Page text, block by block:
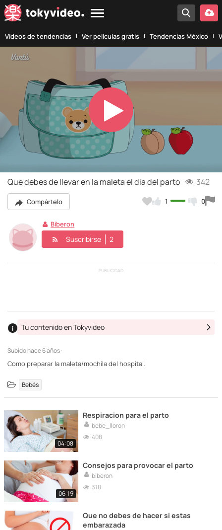
Vídeos de tendencias Ver películas gratis Tendencias México
Play
Video
Que debes de llevar en la maleta el dia del parto 342
Compártelo 1 0
Biberon
Suscribirse 2
PUBLICIDAD
Subidohace 6 años ·
Tu contenido en Tokyvideo
Como preparar la maleta/mochila del hospital.
Bebés
04:08
Respiracion para el parto
bebe_lloron
408
06:19
Consejos para provocar el parto
biberon
318
Que no debes de hacer si estas
embarazada